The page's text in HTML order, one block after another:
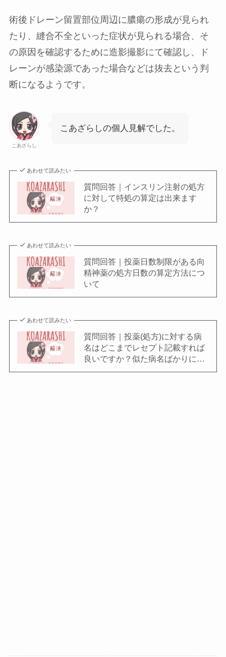
術後ドレーン留置部位周辺に膿瘍の形成が見られ
たり、縫合不全といった症状が見られる場合、そ
の原因を確認するために造影撮影にて確認し、ド
レーンが感染源であった場合などは抜去という判
断になるようです。
こあざらし
こあざらしの個人見解でした。
あわせて読みたい
質問回答｜インスリン注射の処方
に対して特処の算定は出来ます
か？
あわせて読みたい
質問回答｜投薬日数制限がある向
精神薬の処方日数の算定方法につ
いて
あわせて読みたい
質問回答｜投薬(処方)に対する病
名はどこまでレセプト記載すれば
良いですか？似た病名ばかりに…